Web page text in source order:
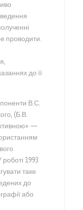
проводити.
до її
В.С.
(Б.В.
—
1993
таке
до
або